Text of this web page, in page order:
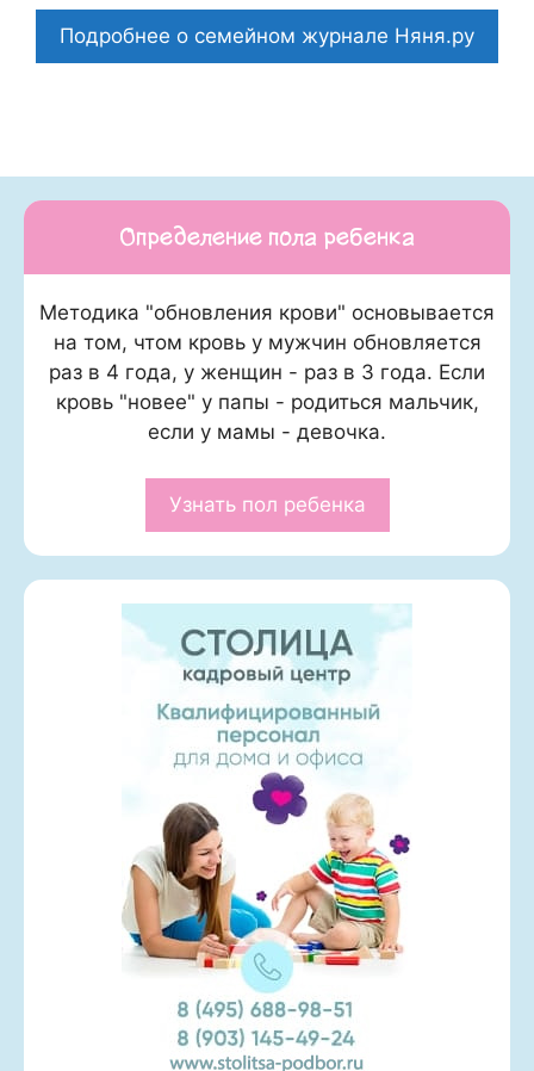
Подробнее о семейном журнале Няня.ру
Определение пола ребенка
Методика "обновления крови" основывается
на том, чтом кровь у мужчин обновляется
раз в 4 года, у женщин - раз в 3 года. Если
кровь "новее" у папы - родиться мальчик,
если у мамы - девочка.
Узнать пол ребенка